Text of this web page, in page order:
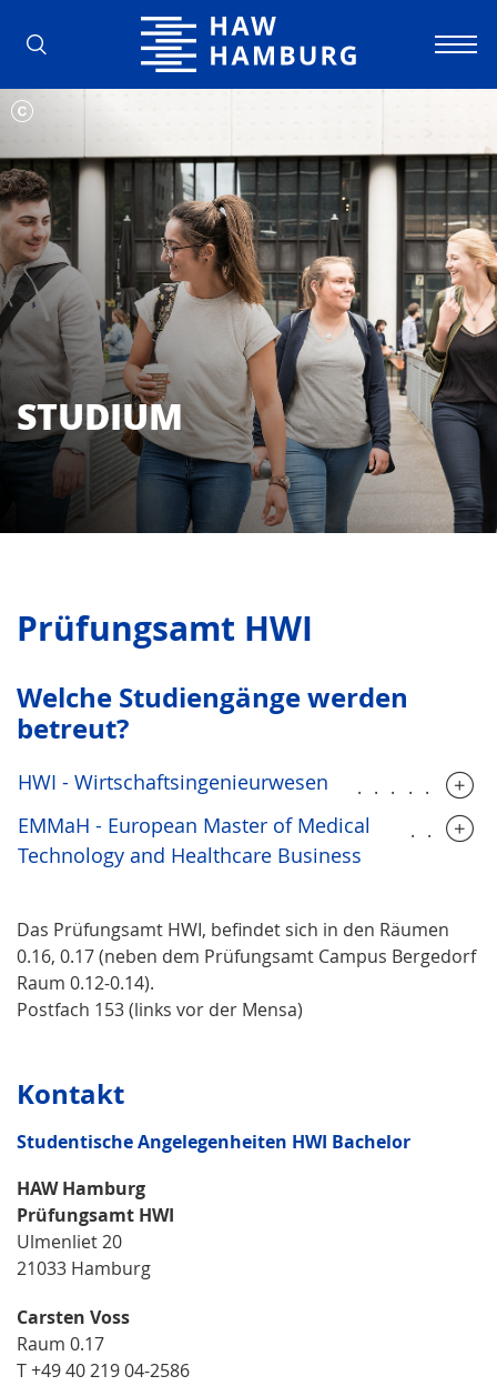
Hochschule für Angewandte
STUDIUM
Prüfungsamt HWI
Welche Studien­gänge werden
betreut?
HWI - Wirtschaftsingenieurwesen
EMMaH - European Master of Medical
Technology and Healthcare Business
Das Prüfungsamt HWI, befindet sich in den Räumen
0.16, 0.17 (neben dem Prüfungsamt Campus Bergedorf
Raum 0.12-0.14).
Postfach 153 (links vor der Mensa)
Kontakt
Studentische Angelegenheiten HWI Bachelor
HAW Hamburg
Prüfungsamt HWI
Ulmenliet 20
21033 Hamburg
Carsten Voss
Raum 0.17
T +49 40 219 04-2586